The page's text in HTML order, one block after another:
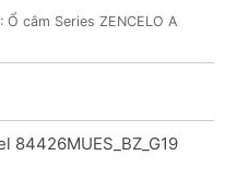
Ổ cắm Series ZENCELO A
84426MUES_BZ_G19